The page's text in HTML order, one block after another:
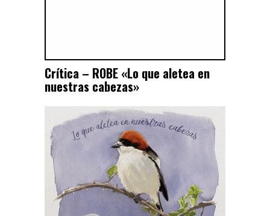
Crítica – ROBE «Lo que aletea en
nuestras cabezas»